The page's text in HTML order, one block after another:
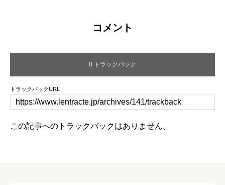
コメント
0 トラックバック
トラックバックURL
この記事へのトラックバックはありません。